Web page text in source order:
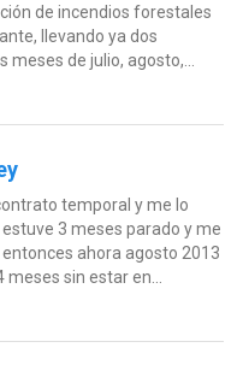
de incendios forestales
llevando ya dos
de julio, agosto,...
temporal y me lo
3 meses parado y me
ahora agosto 2013
sin estar en...